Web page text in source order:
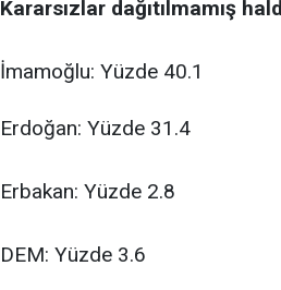
Kararsızlar dağıtılmamış
İmamoğlu: Yüzde 40.1
Erdoğan: Yüzde 31.4
Erbakan: Yüzde 2.8
DEM: Yüzde 3.6